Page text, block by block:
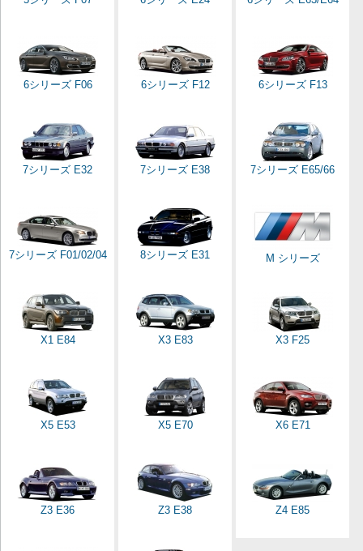
6シリーズ F06 6シリーズ F12 6シリーズ F13
7シリーズ E32 7シリーズ E38 7シリーズ E65/66
7シリーズ F01/02/04 8シリーズ E31 M シリーズ
X1 E84 X3 E83 X3 F25
X5 E53 X5 E70 X6 E71
Z3 E36 Z3 E38 Z4 E85